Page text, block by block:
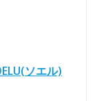
ソエル)